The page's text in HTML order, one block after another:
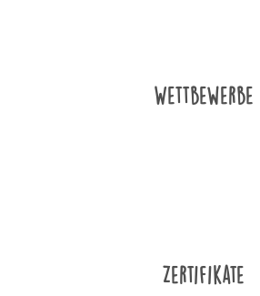
Wettbewerbe
Zertifikate